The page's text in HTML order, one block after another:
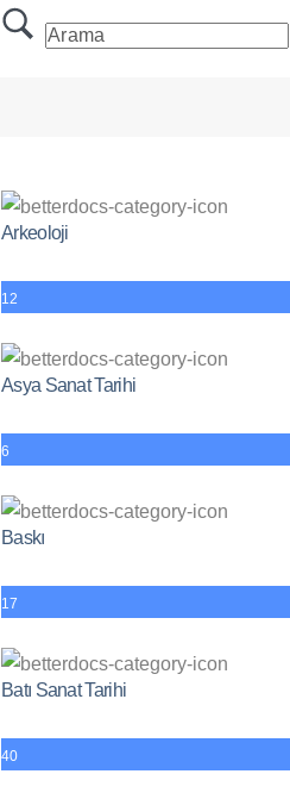
Arkeoloji
12
Asya Sanat Tarihi
6
Baskı
17
Batı Sanat Tarihi
40